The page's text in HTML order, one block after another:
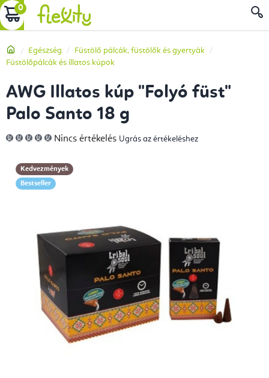
Ugrás
a
tartalomhoz
KOSÁR
Kezdőlap
Egészség
Füstölő pálcák, füstölők és gyertyák
Füstölőpálcák és illatos kúpok
AWG Illatos kúp "Folyó füst"
Palo Santo 18 g
A
termék
5-
ből
0,0
csillag.
Nincs értékelés Ugrás az értékeléshez
Kedvezmények
Bestseller